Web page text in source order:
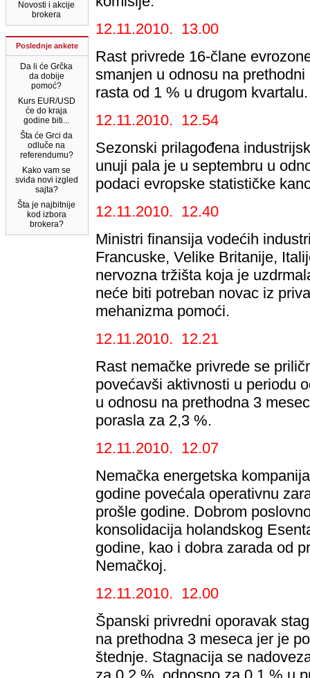
Novosti i akcije
brokera
Poslednje ankete
Da li će Grčka
da dobije
pomoć?
Kurs EUR/USD
će do kraja
godine biti...
Šta će Grci da
odluče na
referendumu?
Kako vam se
sviđa novi izgled
sajta?
Šta je najbitnije
kod izbora
brokera?
12.11.2010. 13.00
Rast privrede 16-člane
smanjen u odnosu na
rasta od 1 % u drugom kvartalu.
12.11.2010. 12.54
Sezonski prilagođena
unuji pala je u septembru u
podaci evropske statističke
12.11.2010. 12.40
Ministri finansija vodećih
Francuske, Velike Britanije,
nervozna tržišta koja je
neće biti potreban novac iz
mehanizma pomoći.
12.11.2010. 12.21
Rast nemačke privrede se
povećavši aktivnosti u periodu
u odnosu na prethodna 3
porasla za 2,3 %.
12.11.2010. 12.07
Nemačka energetska
godine povećala operativnu
prošle godine. Dobrom
konsolidacija holandskog
godine, kao i dobra zarada od
Nemačkoj.
12.11.2010. 12.00
Španski privredni oporavak
na prethodna 3 meseca jer je
štednje. Stagnacija se